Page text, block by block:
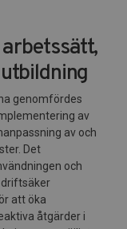
genomfördes
av
av och
Det
och
att öka
åtgärder i